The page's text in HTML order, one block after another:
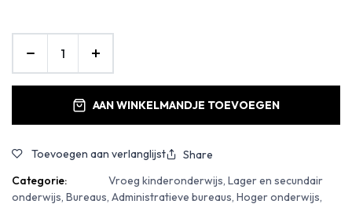
AAN WINKELMANDJE TOEVOEGEN
Toevoegen aan verlanglijst
Share
Categorie:
Vroeg kinderonderwijs, Lager en secundair
onderwijs, Bureaus, Administratieve bureaus, Hoger onderwijs,